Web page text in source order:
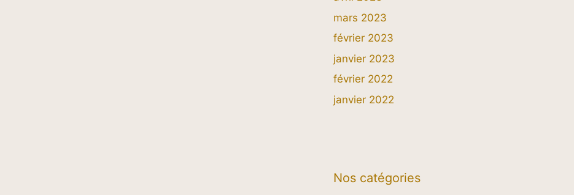
mars 2023
février 2023
janvier 2023
février 2022
janvier 2022
Nos catégories